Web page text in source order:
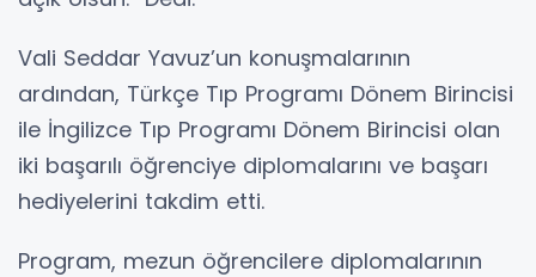
Vali Seddar Yavuz’un konuşmalarının
ardından, Türkçe Tıp Programı Dönem Birincisi
ile İngilizce Tıp Programı Dönem Birincisi olan
iki başarılı öğrenciye diplomalarını ve başarı
hediyelerini takdim etti.
Program, mezun öğrencilere diplomalarının